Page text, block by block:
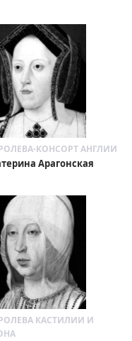
КОНСОРТ АНГЛИИ
Арагонская
КАСТИЛИИ И